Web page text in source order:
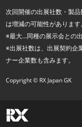
次回開催の出展社数・製
は増減の可能性があります。
※最大…同種の展示会との
※出展社数は、出展契約企
ナー企業数も含みます。
Copyright © RX Japan GK